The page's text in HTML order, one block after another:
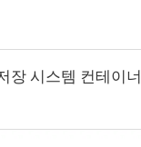
장 시스템 컨테이너